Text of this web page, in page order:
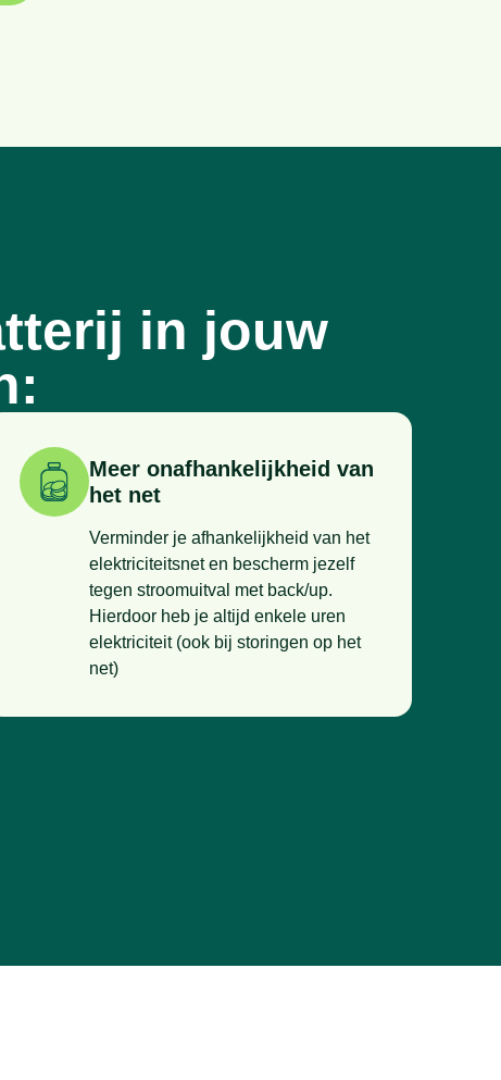
in jouw
Meer onafhankelijkheid van
het net
Verminder je afhankelijkheid van het
elektriciteitsnet en bescherm jezelf
tegen stroomuitval met back/up.
Hierdoor heb je altijd enkele uren
elektriciteit (ook bij storingen op het
net)